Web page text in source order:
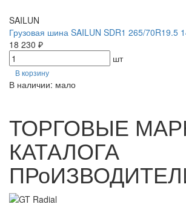
SAILUN
Грузовая шина SAILUN SDR1 265/70R19.5
18 230 ₽
шт
В корзину
В наличии: мало
ТОРГОВЫЕ
КАТАЛОГА